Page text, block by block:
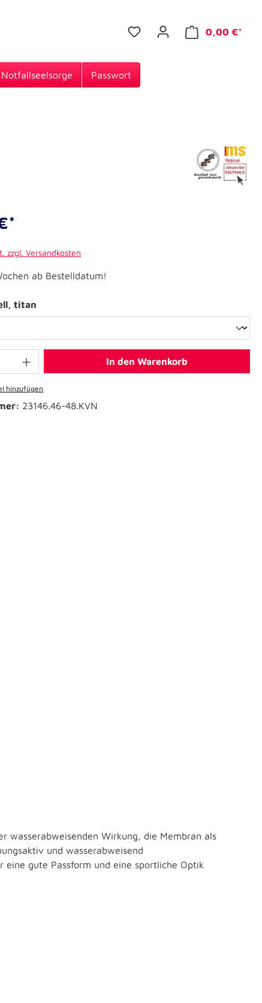
0,00 €*
Notfallseelsorge Passwort
zzgl. Versandkosten
ab Bestelldatum!
titan
In den Warenkorb
hinzufügen
23146.46-48.KVN
wasserabweisenden Wirkung, die Membran als
und wasserabweisend
gute Passform und eine sportliche Optik